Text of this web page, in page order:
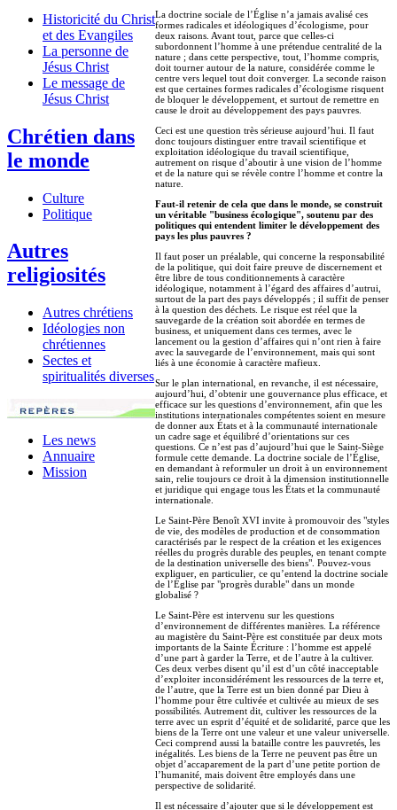
Historicité du Christ
et des Evangiles
La personne de
Jésus Christ
Le message de
Jésus Christ
Chrétien dans
le monde
Culture
Politique
Autres
religiosités
Autres chrétiens
Idéologies non
chrétiennes
Sectes et
spiritualités diverses
Les news
Annuaire
Mission
La doctrine sociale de l’Église n’a jamais avalisé ces
formes radicales et idéologiques d’écologisme, pour
deux raisons. Avant tout, parce que celles-ci
subordonnent l’homme à une prétendue centralité de la
nature ; dans cette perspective, tout, l’homme compris,
doit tourner autour de la nature, considérée comme le
centre vers lequel tout doit converger. La seconde raison
est que certaines formes radicales d’écologisme risquent
de bloquer le développement, et surtout de remettre en
cause le droit au développement des pays pauvres.
Ceci est une question très sérieuse aujourd’hui. Il faut
donc toujours distinguer entre travail scientifique et
exploitation idéologique du travail scientifique,
autrement on risque d’aboutir à une vision de l’homme
et de la nature qui se révèle contre l’homme et contre la
nature.
Faut-il retenir de cela que dans le monde, se construit
un véritable "business écologique", soutenu par des
politiques qui entendent limiter le développement des
pays les plus pauvres ?
Il faut poser un préalable, qui concerne la responsabilité
de la politique, qui doit faire preuve de discernement et
être libre de tous conditionnements à caractère
idéologique, notamment à l’égard des affaires d’autrui,
surtout de la part des pays développés ; il suffit de penser
à la question des déchets. Le risque est réel que la
sauvegarde de la création soit abordée en termes de
business, et uniquement dans ces termes, avec le
lancement ou la gestion d’affaires qui n’ont rien à faire
avec la sauvegarde de l’environnement, mais qui sont
liés à une économie à caractère mafieux.
Sur le plan international, en revanche, il est nécessaire,
aujourd’hui, d’obtenir une gouvernance plus efficace, et
efficace sur les questions d’environnement, afin que les
institutions internationales compétentes soient en mesure
de donner aux États et à la communauté internationale
un cadre sage et équilibré d’orientations sur ces
questions. Ce n’est pas d’aujourd’hui que le Saint-Siège
formule cette demande. La doctrine sociale de l’Église,
en demandant à reformuler un droit à un environnement
sain, relie toujours ce droit à la dimension institutionnelle
et juridique qui engage tous les États et la communauté
internationale.
Le Saint-Père Benoît XVI invite à promouvoir des "styles
de vie, des modèles de production et de consommation
caractérisés par le respect de la création et les exigences
réelles du progrès durable des peuples, en tenant compte
de la destination universelle des biens". Pouvez-vous
expliquer, en particulier, ce qu’entend la doctrine sociale
de l’Église par "progrès durable" dans un monde
globalisé ?
Le Saint-Père est intervenu sur les questions
d’environnement de différentes manières. La référence
au magistère du Saint-Père est constituée par deux mots
importants de la Sainte Écriture : l’homme est appelé
d’une part à garder la Terre, et de l’autre à la cultiver.
Ces deux verbes disent qu’il est d’un côté inacceptable
d’exploiter inconsidérément les ressources de la terre et,
de l’autre, que la Terre est un bien donné par Dieu à
l’homme pour être cultivée et cultivée au mieux de ses
possibilités. Autrement dit, cultiver les ressources de la
terre avec un esprit d’équité et de solidarité, parce que les
biens de la Terre ont une valeur et une valeur universelle.
Ceci comprend aussi la bataille contre les pauvretés, les
inégalités. Les biens de la Terre ne peuvent pas être un
objet d’accaparement de la part d’une petite portion de
l’humanité, mais doivent être employés dans une
perspective de solidarité.
Il est nécessaire d’ajouter que si le développement est